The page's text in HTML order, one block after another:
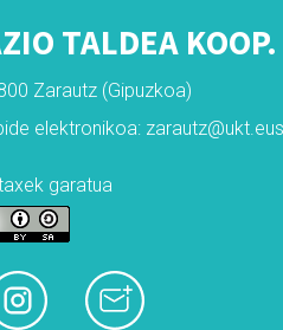
TALDEA
Zarautz (Gipuzkoa)
elektronikoa: zarautz@ukt.eus
garatua